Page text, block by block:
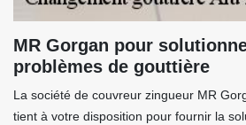
MR Gorgan pour
problèmes de gouttière
La société de couvreur zingueur MR
tient à votre disposition pour fournir la